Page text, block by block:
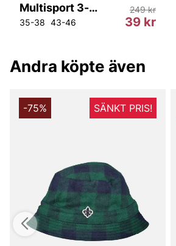
W31L34 W36L34 W38L34 W31L36
W33L30 W34L30 W28L32 W29L32
Multisport 3-pack
35-38 43-46 39 kr
249 kr
Andra köpte även
-75% SÄNKT PRIS!